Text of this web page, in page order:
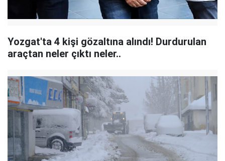
Yozgat'ta 4 kişi gözaltına alındı! Durdurulan
araçtan neler çıktı neler..